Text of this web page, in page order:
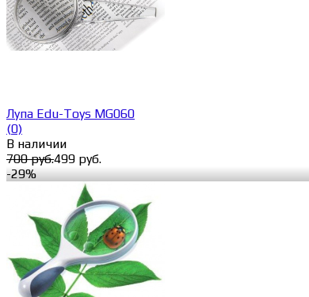
избранное сравнить
Лупа Edu-Toys MG060
(0)
В наличии
700 руб.499 руб.
-29%